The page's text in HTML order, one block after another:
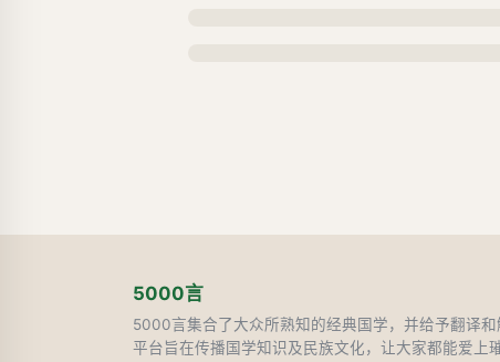
5000言
5000言集合了大众所熟知的经典国学，并给予翻译和
平台旨在传播国学知识及民族文化，让大家都能爱上